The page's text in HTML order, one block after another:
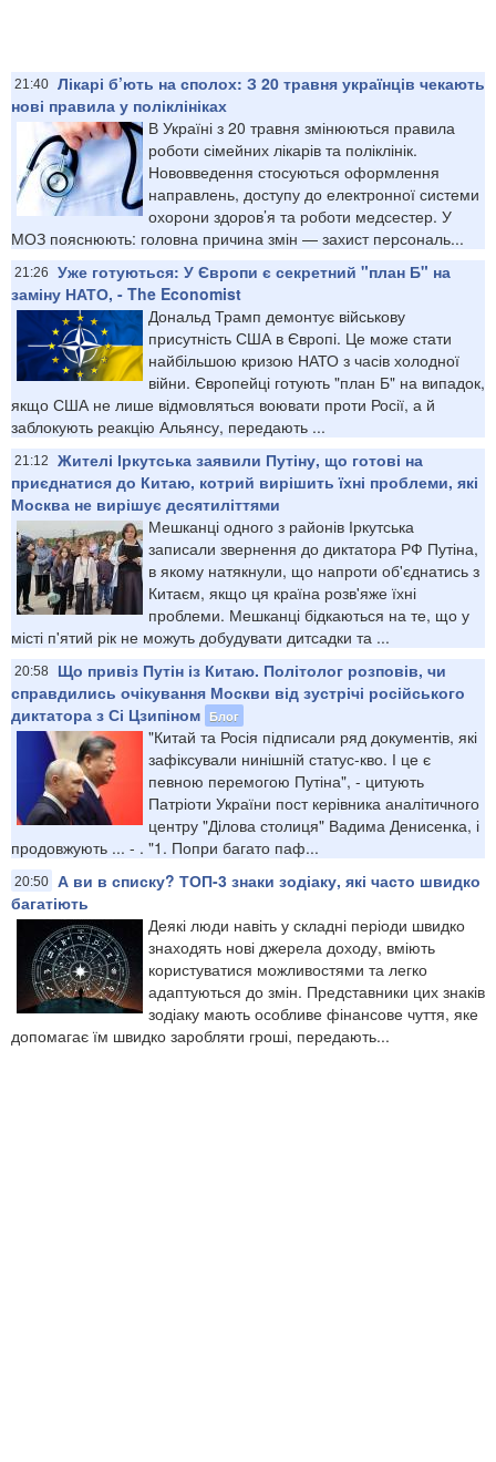
21:40 Лікарі б’ють на сполох: З 20 травня українців чекають
нові правила у поліклініках
В Україні з 20 травня змінюються правила
роботи сімейних лікарів та поліклінік.
Нововведення стосуються оформлення
направлень, доступу до електронної системи
охорони здоров’я та роботи медсестер. У
МОЗ пояснюють: головна причина змін — захист персональ...
21:26
Уже готуються: У Європи є секретний "план Б" на
заміну НАТО, - The Economist
Дональд Трамп демонтує військову
присутність США в Європі. Це може стати
найбільшою кризою НАТО з часів холодної
війни. Європейці готують "план Б" на випадок,
якщо США не лише відмовляться воювати проти Росії, а й
заблокують реакцію Альянсу, передають ...
21:12
Жителі Іркутська заявили Путіну, що готові на
приєднатися до Китаю, котрий вирішить їхні проблеми, які
Москва не вирішує десятиліттями
Мешканці одного з районів Іркутська
записали звернення до диктатора РФ Путіна,
в якому натякнули, що напроти об'єднатись з
Китаєм, якщо ця країна розв'яже їхні
проблеми. Мешканці бідкаються на те, що у
місті п'ятий рік не можуть добудувати дитсадки та ...
20:58
Що привіз Путін із Китаю. Політолог розповів, чи
справдились очікування Москви від зустрічі російського
диктатора з Сі Цзипіном Блог
"Китай та Росія підписали ряд документів, які
зафіксували нинішній статус-кво. І це є
певною перемогою Путіна", - цитують
Патріоти України пост керівника аналітичного
центру "Ділова столиця" Вадима Денисенка, і
продовжують ... - . "1. Попри багато паф...
20:50 А ви в списку? ТОП-3 знаки зодіаку, які часто швидко
багатіють
Деякі люди навіть у складні періоди швидко
знаходять нові джерела доходу, вміють
користуватися можливостями та легко
адаптуються до змін. Представники цих знаків
зодіаку мають особливе фінансове чуття, яке
допомагає їм швидко заробляти гроші, передають...